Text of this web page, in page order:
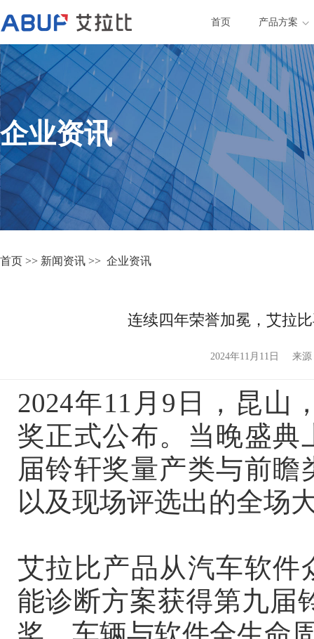
首页 产品方案
企业资讯
首页 >> 新闻资讯 >> 企业资讯
连续四年荣誉加冕，艾拉
2024年11月11日 来
2024年11月9日，昆山
奖正式公布。当晚盛典
届铃轩奖量产类与前
以及现场评选出的全场
艾拉比产品从汽车软件
能诊断方案获得第九届